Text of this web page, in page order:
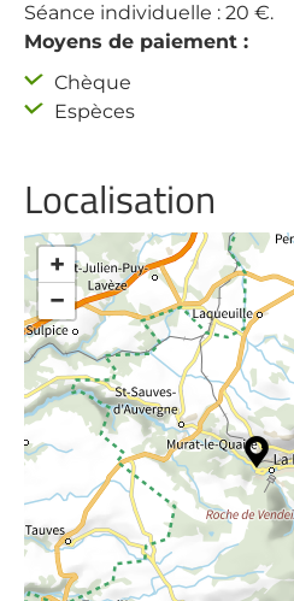
Séance individuelle : 20 €.
Moyens de paiement :
Chèque
Espèces
Localisation
+
−